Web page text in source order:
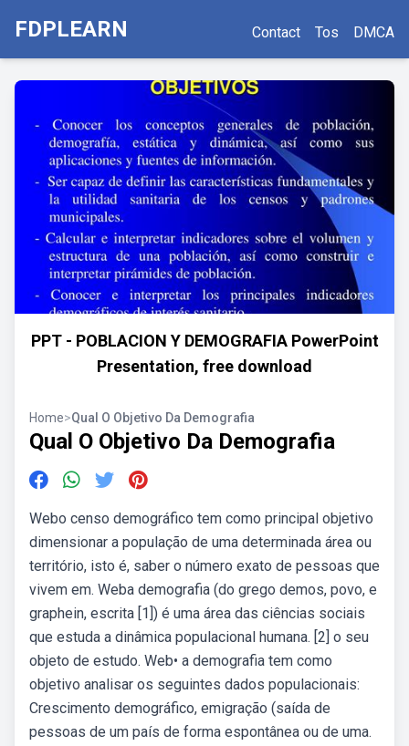
FDPLEARN Contact Tos DMCA
PPT - POBLACION Y DEMOGRAFIA PowerPoint
Presentation, free download
Home>Qual O Objetivo Da Demografia
Qual O Objetivo Da Demografia
Webo censo demográfico tem como principal objetivo
dimensionar a população de uma determinada área ou
território, isto é, saber o número exato de pessoas que
vivem em. Weba demografia (do grego demos, povo, e
graphein, escrita [1]) é uma área das ciências sociais
que estuda a dinâmica populacional humana. [2] o seu
objeto de estudo. Web• a demografia tem como
objetivo analisar os seguintes dados populacionais:
Crescimento demográfico, emigração (saída de
pessoas de um país de forma espontânea ou de uma.